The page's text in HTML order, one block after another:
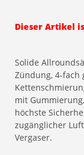
Dieser Artikel
Solide
Zündung, 4-fach
mit
höchste
zugänglicher
Vergaser.